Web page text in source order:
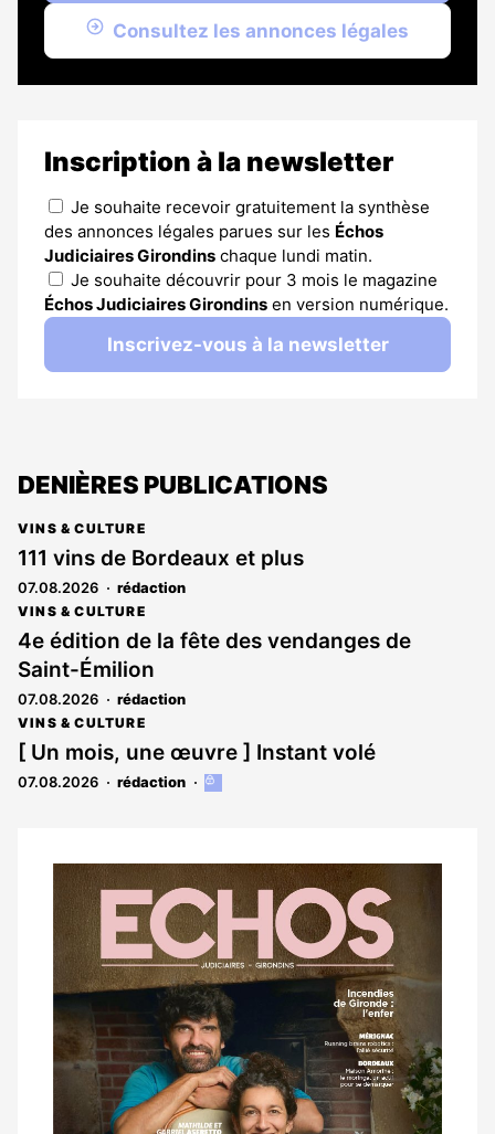
Consultez les annonces légales
Inscription à la newsletter
Je souhaite recevoir gratuitement la synthèse
des annonces légales parues sur les Échos
Judiciaires Girondins chaque lundi matin.
Je souhaite découvrir pour 3 mois le magazine
Échos Judiciaires Girondins en version numérique.
Inscrivez-vous à la newsletter
DENIÈRES PUBLICATIONS
VINS & CULTURE
111 vins de Bordeaux et plus
07.08.2026 rédaction
VINS & CULTURE
4e édition de la fête des vendanges de
Saint-Émilion
07.08.2026 rédaction
VINS & CULTURE
[ Un mois, une œuvre ] Instant volé
07.08.2026 rédaction
Cet
aux
abonnés
Notre
dernier
magazine